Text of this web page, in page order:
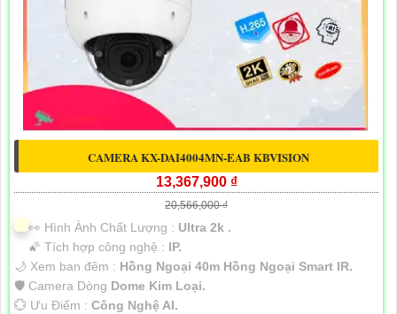
CAMERA KX-DAI4004MN-EAB KBVISION
13,367,900 ₫
20,566,000 ₫
️👀 Hình Ành Chất Lượng : Ultra 2k .
🌠 Tích hợp công nghệ : IP.
🌙 Xem ban đêm : Hồng Ngoại 40m Hồng Ngoại Smart IR.
🛡 Camera Dòng Dome Kim Loại.
️💮 Ưu Điểm : Công Nghệ AI.